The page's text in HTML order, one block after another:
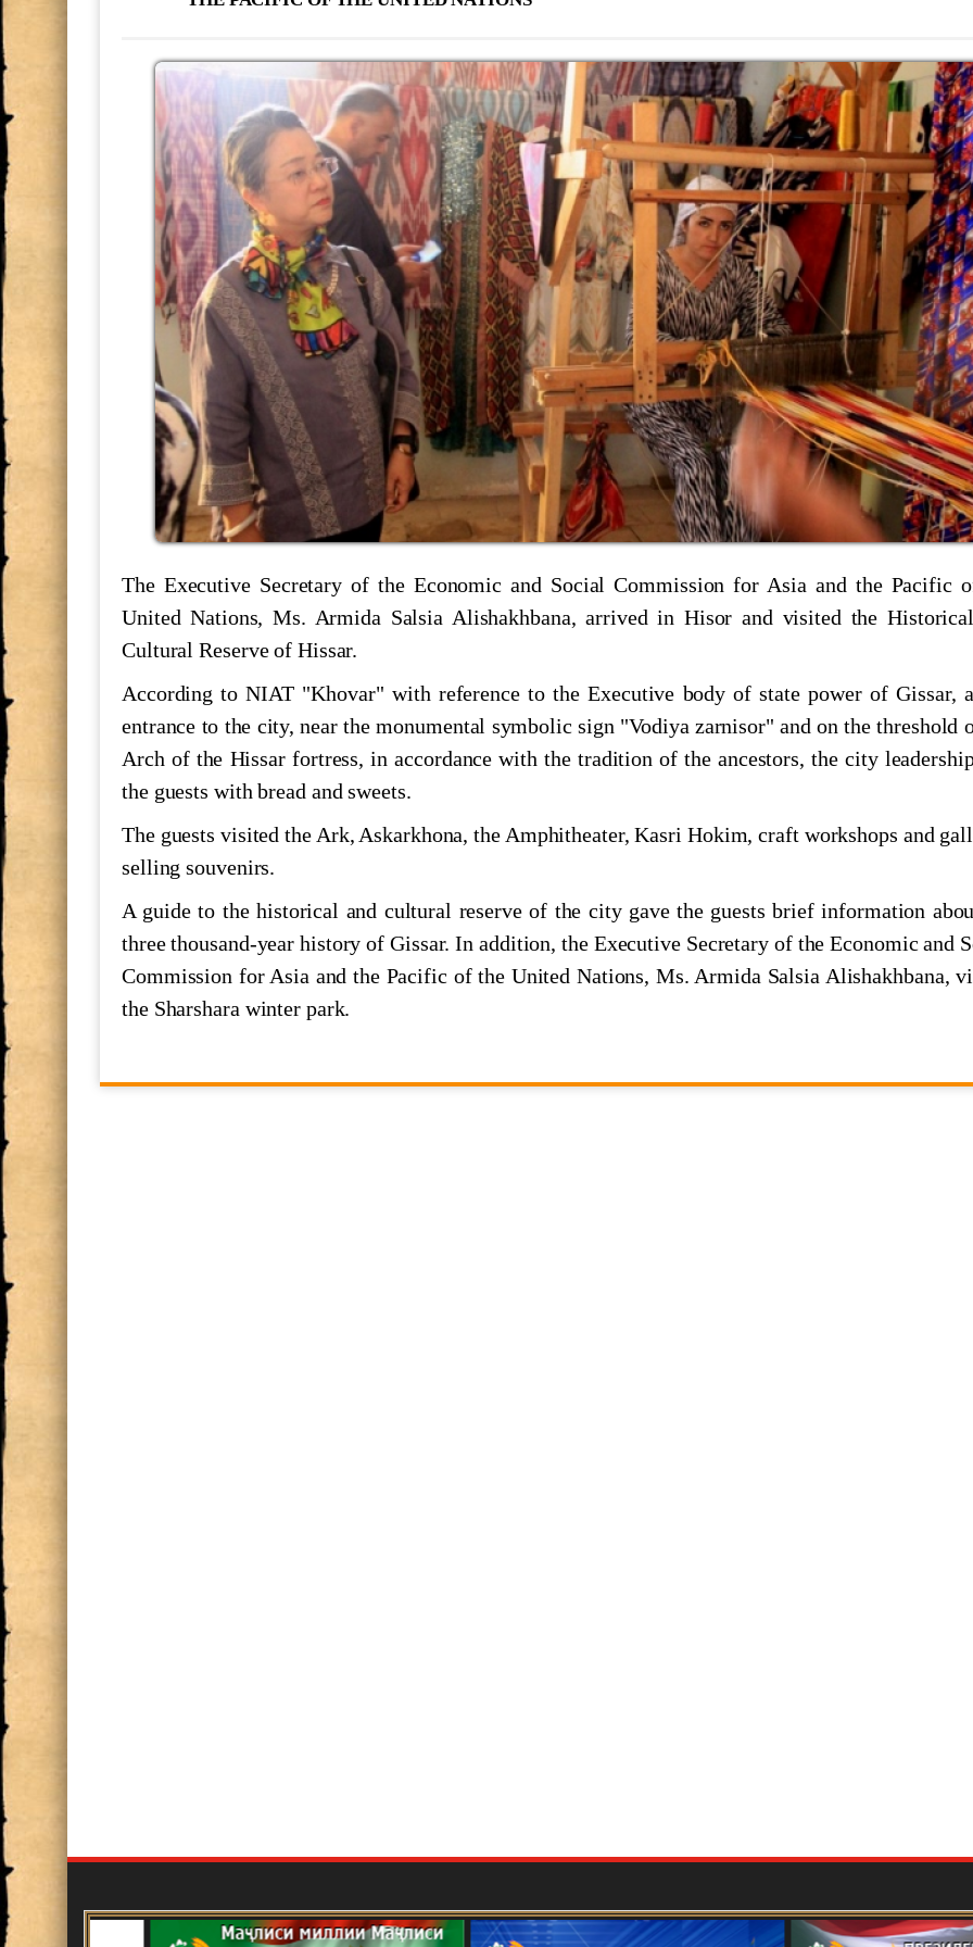
консультация по основным путям расселения древних людей в Центральной Азии
МАКТУБИ ИТТИЛООТӢ
РӮНАМОИИ КИТОБИ “ТОҶИКОНИ ХУРОСОН: ТАЪРИХ ФАРҲАНГ ВА
САРНАВИШТ”
Минётури нусхаи “Шоҳнома”-и Абулқосим Фирдавсӣ дар Маркази мероси хаттии
назди Раёсати АМИТ, №5955 “Саҳнаи гирифтор шудани Хоқон ба дасти Рустам”
НОМАИ ИТТИЛООТӢ
Ҷоизаи Раиси шаҳри Душанбе
Мулоқоти посдорони мероси мактуб
he role of young scientists in the development of science, innovation and technology
700 СОЛ БО ҲОФИЗ
МАКТУБИ ИТТИЛООТӢ
Паёми шодбошӣ ба ифтихори Наврӯзи соли 2024
The international scientific-practical conference "Historical and cultural geography
Силсиласеминарҳои илмӣ-методологӣ дар Маркази мероси хаттӣ
БАРГУЗОРИИ МИЗИ МУДАВВАР МИЁНИ ОЛИМОНИ ҶАВОНИ АКАДЕМИЯИ
МИЛЛИИ ИЛМҲОИ ТОҶИКИСТОН
The Executive Secretary of the Economic and Social Commission for Asia and the Pacific
of the United Nations
The Executive Secretary of the Economic and Social Commission for Asia and the Pacific
United Nations, Ms. Armida Salsia Alishakhbana, arrived in Hisor and visited the
Cultural Reserve of Hissar.
According to NIAT "Khovar" with reference to the Executive body of state power of Gissar,
entrance to the city, near the monumental symbolic sign "Vodiya zarnisor" and on the threshold
Arch of the Hissar fortress, in accordance with the tradition of the ancestors, the city
the guests with bread and sweets.
The guests visited the Ark, Askarkhona, the Amphitheater, Kasri Hokim, craft workshops and
selling souvenirs.
A guide to the historical and cultural reserve of the city gave the guests brief information
three thousand-year history of Gissar. In addition, the Executive Secretary of the Economic and
Commission for Asia and the Pacific of the United Nations, Ms. Armida Salsia Alishakhbana,
the Sharshara winter park.
JUL, 2026